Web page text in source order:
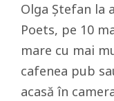
Olga Ștefan la
Poets, pe 10
mare cu mai
cafenea pub
acasă în